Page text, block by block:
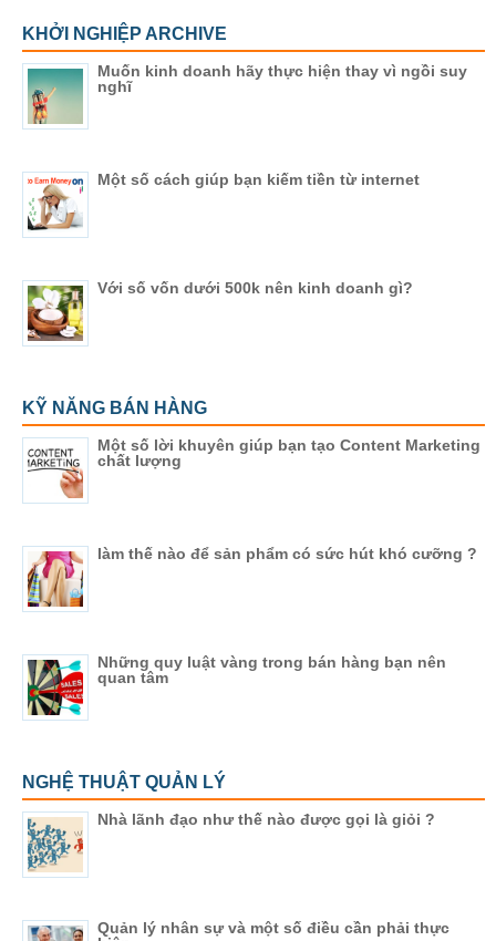
KHỞI NGHIỆP ARCHIVE
Muốn kinh doanh hãy thực hiện thay vì ngồi suy
nghĩ
Một số cách giúp bạn kiếm tiền từ internet
Với số vốn dưới 500k nên kinh doanh gì?
KỸ NĂNG BÁN HÀNG
Một số lời khuyên giúp bạn tạo Content Marketing
chất lượng
làm thế nào để sản phẩm có sức hút khó cưỡng ?
Những quy luật vàng trong bán hàng bạn nên
quan tâm
NGHỆ THUẬT QUẢN LÝ
Nhà lãnh đạo như thế nào được gọi là giỏi ?
Quản lý nhân sự và một số điều cần phải thực